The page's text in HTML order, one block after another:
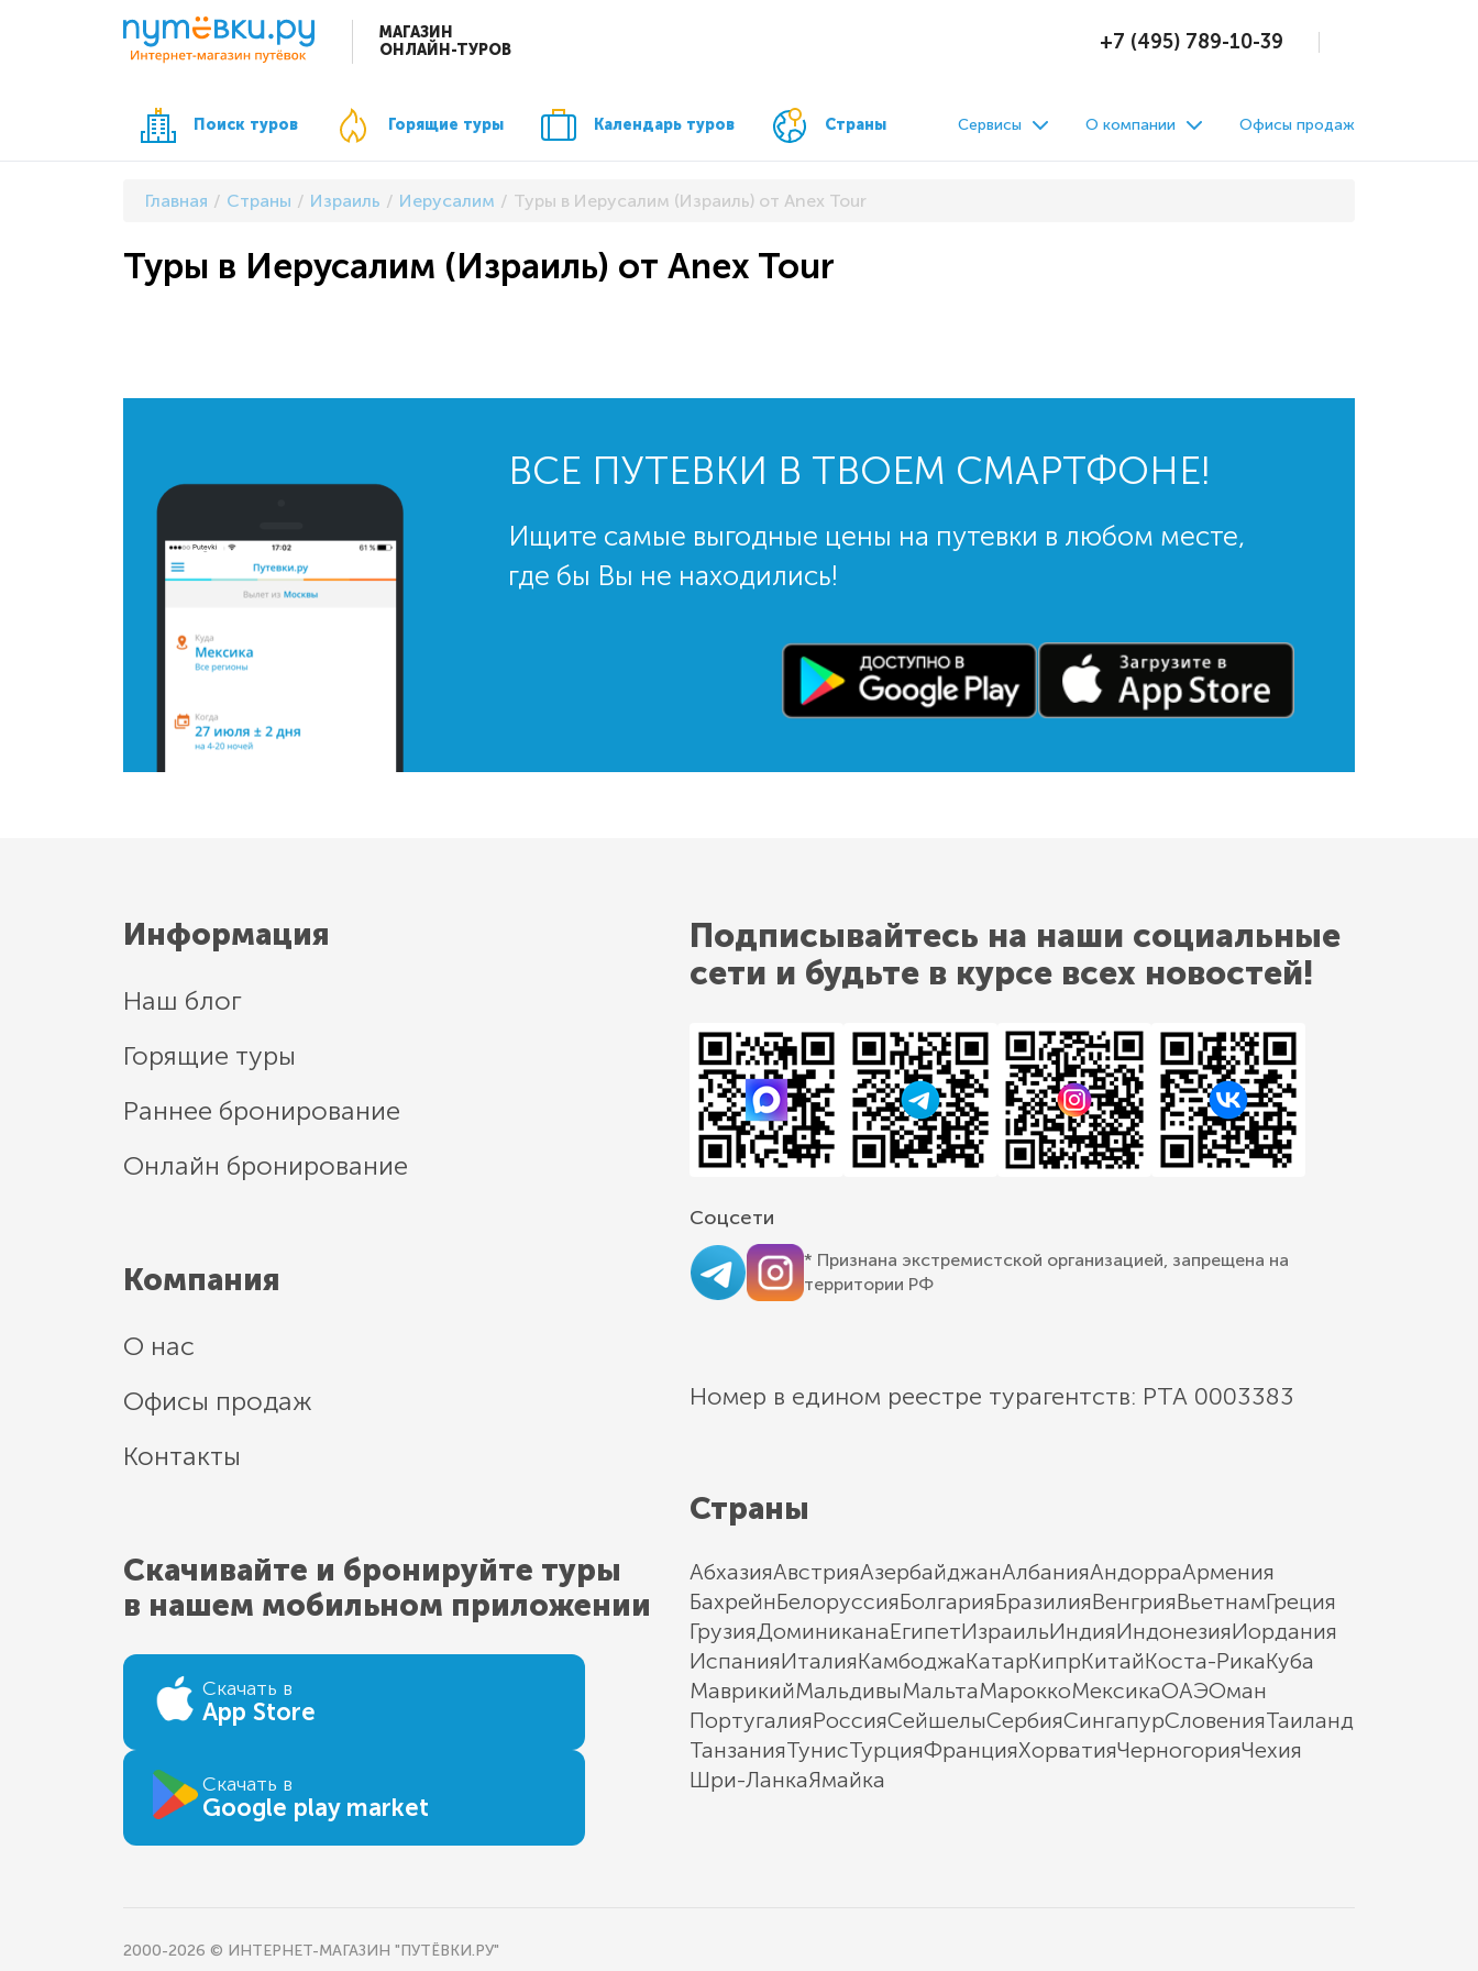
МАГАЗИН
ОНЛАЙН-ТУРОВ
+7 (495) 789-10-39
Поиск туров Горящие туры Календарь туров Страны Сервисы О компании Офисы продаж
Главная Страны Израиль Иерусалим Туры в Иерусалим (Израиль) от Anex Tour
Туры в Иерусалим (Израиль) от Anex Tour
ВСЕ ПУТЕВКИ В ТВОЕМ СМАРТФОНЕ!
Ищите самые выгодные цены на путевки в любом месте,
где бы Вы не находились!
Информация
Наш блог
Горящие туры
Раннее бронирование
Онлайн бронирование
Компания
О нас
Офисы продаж
Контакты
Скачивайте и бронируйте туры
в нашем мобильном приложении
Скачать в
App Store
Скачать в
Google play market
Подписывайтесь на наши социальные
сети и будьте в курсе всех новостей!
Соцсети
* Признана экстремистской организацией, запрещена на
территории РФ
Номер в едином реестре турагентств: РТА 0003383
Страны
АбхазияАвстрияАзербайджанАлбанияАндорраАрмения
БахрейнБелоруссияБолгарияБразилияВенгрияВьетнамГреция
ГрузияДоминиканаЕгипетИзраильИндияИндонезияИордания
ИспанияИталияКамбоджаКатарКипрКитайКоста-РикаКуба
МаврикийМальдивыМальтаМароккоМексикаОАЭОман
ПортугалияРоссияСейшелыСербияСингапурСловенияТаиланд
ТанзанияТунисТурцияФранцияХорватияЧерногорияЧехия
Шри-ЛанкаЯмайка
2000-2026 © ИНТЕРНЕТ-МАГАЗИН "ПУТЁВКИ.РУ"